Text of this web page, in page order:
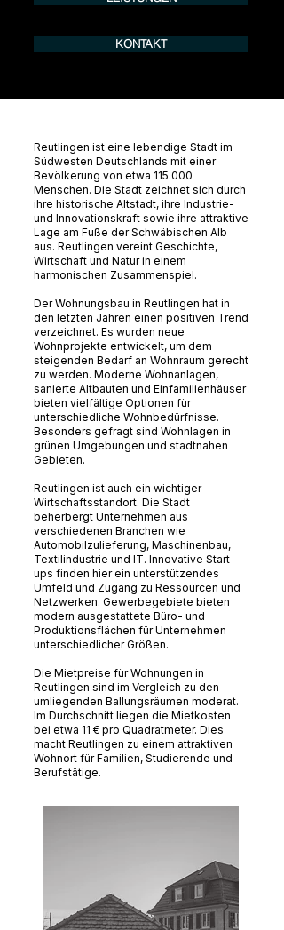
KONTAKT
Reutlingen ist eine lebendige Stadt im
Südwesten Deutschlands mit einer
Bevölkerung von etwa 115.000
Menschen. Die Stadt zeichnet sich durch
ihre historische Altstadt, ihre Industrie-
und Innovationskraft sowie ihre attraktive
Lage am Fuße der Schwäbischen Alb
aus. Reutlingen vereint Geschichte,
Wirtschaft und Natur in einem
harmonischen Zusammenspiel.
Der Wohnungsbau in Reutlingen hat in
den letzten Jahren einen positiven Trend
verzeichnet. Es wurden neue
Wohnprojekte entwickelt, um dem
steigenden Bedarf an Wohnraum gerecht
zu werden. Moderne Wohnanlagen,
sanierte Altbauten und Einfamilienhäuser
bieten vielfältige Optionen für
unterschiedliche Wohnbedürfnisse.
Besonders gefragt sind Wohnlagen in
grünen Umgebungen und stadtnahen
Gebieten.
Reutlingen ist auch ein wichtiger
Wirtschaftsstandort. Die Stadt
beherbergt Unternehmen aus
verschiedenen Branchen wie
Automobilzulieferung, Maschinenbau,
Textilindustrie und IT. Innovative Start-
ups finden hier ein unterstützendes
Umfeld und Zugang zu Ressourcen und
Netzwerken. Gewerbegebiete bieten
modern ausgestattete Büro- und
Produktionsflächen für Unternehmen
unterschiedlicher Größen.
Die Mietpreise für Wohnungen in
Reutlingen sind im Vergleich zu den
umliegenden Ballungsräumen moderat.
Im Durchschnitt liegen die Mietkosten
bei etwa 11 € pro Quadratmeter. Dies
macht Reutlingen zu einem attraktiven
Wohnort für Familien, Studierende und
Berufstätige.